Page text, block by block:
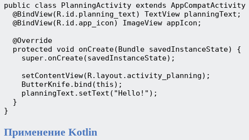
public class PlanningActivity extends
  @BindView(R.id.planning_text) TextView planningText;
  @BindView(R.id.app_icon) ImageView appIcon;
  @Override
  protected void onCreate(Bundle savedInstanceState) {
    super.onCreate(savedInstanceState);
    setContentView(R.layout.activity_planning);
    ButterKnife.bind(this);
    planningText.setText("Hello!");
  }
}
Применение Kotlin